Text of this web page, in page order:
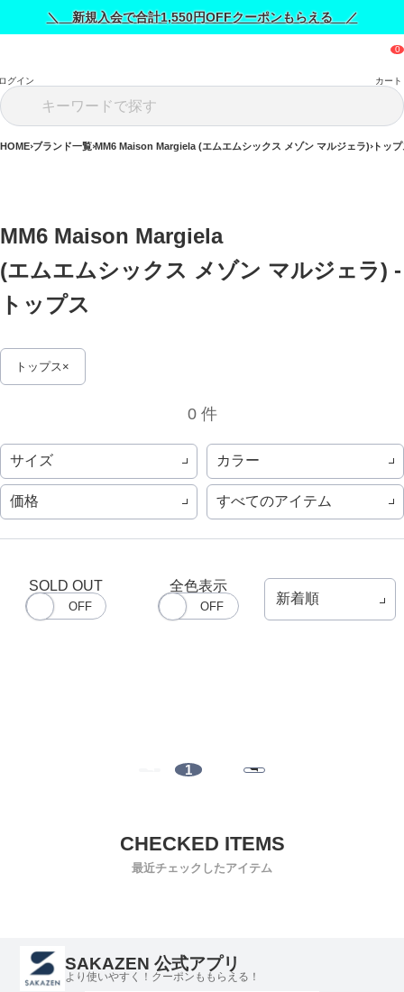
＼ 新規入会で合計1,550円OFFクーポンもらえる ／
グイン カート
HOME ブランド一覧 MM6 Maison Margiela (エムエムシックス メゾン マルジェラ) トップ
MM6 Maison Margiela
(エムエムシックス メゾン マルジェラ) -
トップス
トップス
0 件
サイズ カラー
価格 すべてのアイテム
SOLD OUT 全色表示
1
最近チェックしたアイテム
SAKAZEN 公式アプリ
より使いやすく！クーポンももらえる！